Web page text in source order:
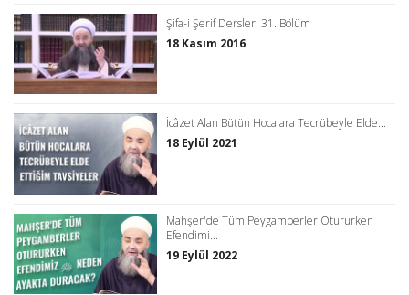
Şifa-i Şerif Dersleri 31. Bölüm
18 Kasım 2016
İcâzet Alan Bütün Hocalara Tecrübeyle Elde...
18 Eylül 2021
Mahşer'de Tüm Peygamberler Otururken
Efendimi...
19 Eylül 2022